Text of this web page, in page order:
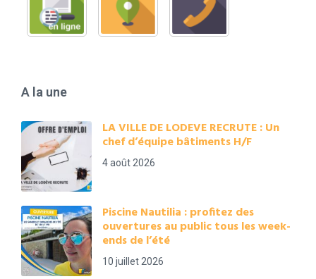
A la une
LA VILLE DE LODEVE RECRUTE : Un
chef d’équipe bâtiments H/F
4 août 2026
Piscine Nautilia : profitez des
ouvertures au public tous les week-
ends de l’été
10 juillet 2026